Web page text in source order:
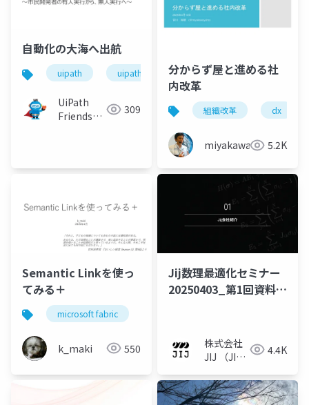
自動化の大海へ出航
uipath uipathfriends
UiPath
Friends
309
分からず屋と進める社
内改革
組織改革 dx
miyakawayuho5.2K
Semantic Linkを使っ
てみる＋
microsoft fabric
k_maki 550
Jij数理最適化セミナー
20250403_第1回資料_
株式会社
JIJ （JIJ
4.4K